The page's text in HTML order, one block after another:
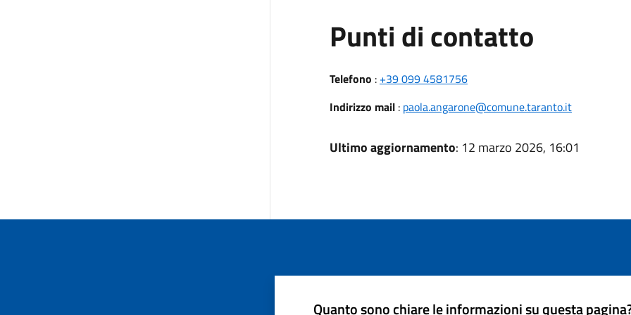
Punti di contatto
Telefono : +39 099 4581756
Indirizzo mail: paola.angarone@comune.taranto.it
Ultimo aggiornamento: 12 marzo 2026, 16:01
Quanto sono chiare le informazioni su questa